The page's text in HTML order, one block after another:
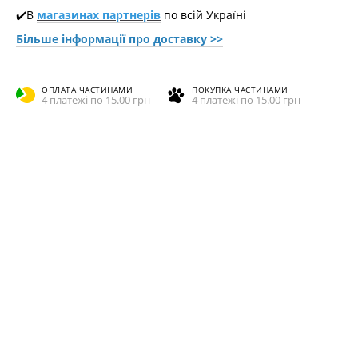
✔️В магазинах партнерів по всій Україні
Більше інформації про доставкy >>
ОПЛАТА ЧАСТИНАМИ
4 платежі по 15.00 грн
ПОКУПКА ЧАСТИНАМИ
4 платежі по 15.00 грн